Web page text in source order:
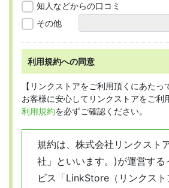
知人などからの口コミ
その他
利用規約への同意
【リンクストアをご利用頂くにあたっ
お客様に安心してリンクストアをご利
利用規約を必ずご確認ください。
規約は、株式会社リンクスト
社」といいます。)が運営する
ビス「LinkStore（リンクス